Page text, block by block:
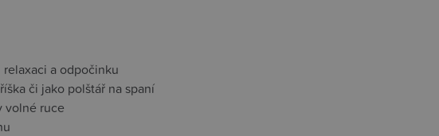
a odpočinku
či jako polštář na spaní
volné ruce